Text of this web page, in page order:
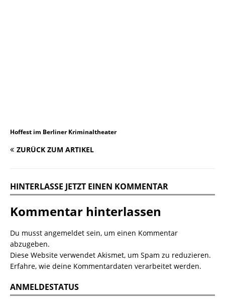
Hoffest im Berliner Kriminaltheater
ZURÜCK ZUM ARTIKEL
HINTERLASSE JETZT EINEN KOMMENTAR
Kommentar hinterlassen
Du musst angemeldet sein, um einen Kommentar
abzugeben.
Diese Website verwendet Akismet, um Spam zu reduzieren.
Erfahre, wie deine Kommentardaten verarbeitet werden.
ANMELDESTATUS